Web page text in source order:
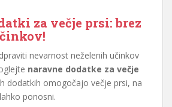
za večje prsi: brez
nevarnost neželenih učinkov
naravne dodatke za večje
dodatkih omogočajo večje prsi, na
ponosni.